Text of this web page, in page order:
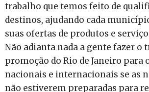
trabalho que temos feito de
destinos, ajudando cada
suas ofertas de produtos e
Não adianta nada a gente fazer o
promoção do Rio de Janeiro para
nacionais e internacionais se as
não estiverem preparadas para